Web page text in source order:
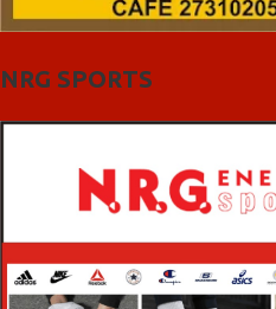
NRG SPORTS